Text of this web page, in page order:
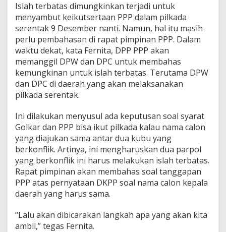
r
b
a
a
s
u
n
t
u
k
i
l
k
a
d
a
Islah terbatas dimungkinkan terjadi untuk
menyambut keikutsertaan PPP dalam pilkada
serentak 9 Desember nanti. Namun, hal itu masih
perlu pembahasan di rapat pimpinan PPP. Dalam
waktu dekat, kata Fernita, DPP PPP akan
memanggil DPW dan DPC untuk membahas
kemungkinan untuk islah terbatas. Terutama DPW
dan DPC di daerah yang akan melaksanakan
pilkada serentak.
Ini dilakukan menyusul ada keputusan soal syarat
Golkar dan PPP bisa ikut pilkada kalau nama calon
yang diajukan sama antar dua kubu yang
berkonflik. Artinya, ini mengharuskan dua parpol
yang berkonflik ini harus melakukan islah terbatas.
Rapat pimpinan akan membahas soal tanggapan
PPP atas pernyataan DKPP soal nama calon kepala
daerah yang harus sama.
“Lalu akan dibicarakan langkah apa yang akan kita
ambil,” tegas Fernita.